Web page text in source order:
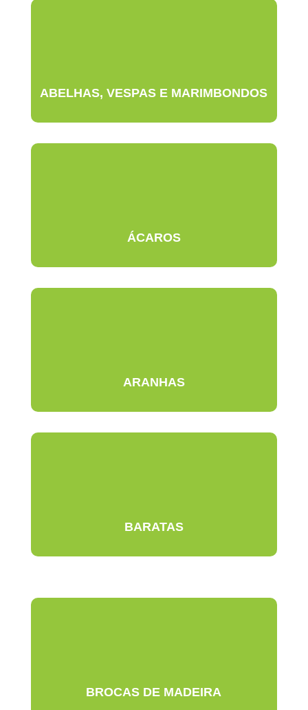
ABELHAS, VESPAS E MARIMBONDOS
ÁCAROS
ARANHAS
BARATAS
BROCAS DE MADEIRA